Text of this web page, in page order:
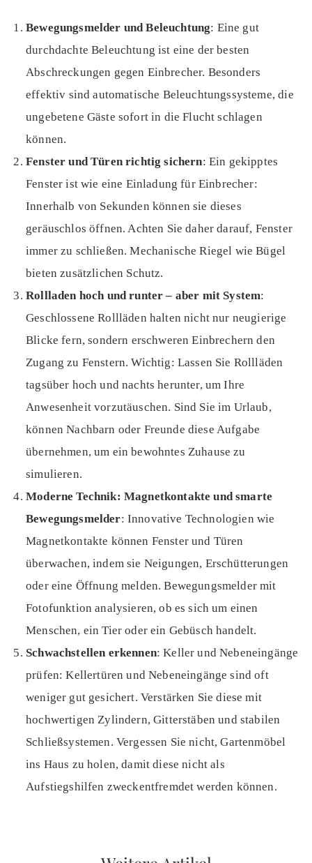
Bewegungsmelder und Beleuchtung: Eine gut
durchdachte Beleuchtung ist eine der besten
Abschreckungen gegen Einbrecher. Besonders
effektiv sind automatische Beleuchtungssysteme, die
ungebetene Gäste sofort in die Flucht schlagen
können.
Fenster und Türen richtig sichern: Ein gekipptes
Fenster ist wie eine Einladung für Einbrecher:
Innerhalb von Sekunden können sie dieses
geräuschlos öffnen. Achten Sie daher darauf, Fenster
immer zu schließen. Mechanische Riegel wie Bügel
bieten zusätzlichen Schutz.
Rollladen hoch und runter – aber mit System:
Geschlossene Rollläden halten nicht nur neugierige
Blicke fern, sondern erschweren Einbrechern den
Zugang zu Fenstern. Wichtig: Lassen Sie Rollläden
tagsüber hoch und nachts herunter, um Ihre
Anwesenheit vorzutäuschen. Sind Sie im Urlaub,
können Nachbarn oder Freunde diese Aufgabe
übernehmen, um ein bewohntes Zuhause zu
simulieren.
Moderne Technik: Magnetkontakte und smarte
Bewegungsmelder: Innovative Technologien wie
Magnetkontakte können Fenster und Türen
überwachen, indem sie Neigungen, Erschütterungen
oder eine Öffnung melden. Bewegungsmelder mit
Fotofunktion analysieren, ob es sich um einen
Menschen, ein Tier oder ein Gebüsch handelt.
Schwachstellen erkennen: Keller und Nebeneingänge
prüfen: Kellertüren und Nebeneingänge sind oft
weniger gut gesichert. Verstärken Sie diese mit
hochwertigen Zylindern, Gitterstäben und stabilen
Schließsystemen. Vergessen Sie nicht, Gartenmöbel
ins Haus zu holen, damit diese nicht als
Aufstiegshilfen zweckentfremdet werden können.